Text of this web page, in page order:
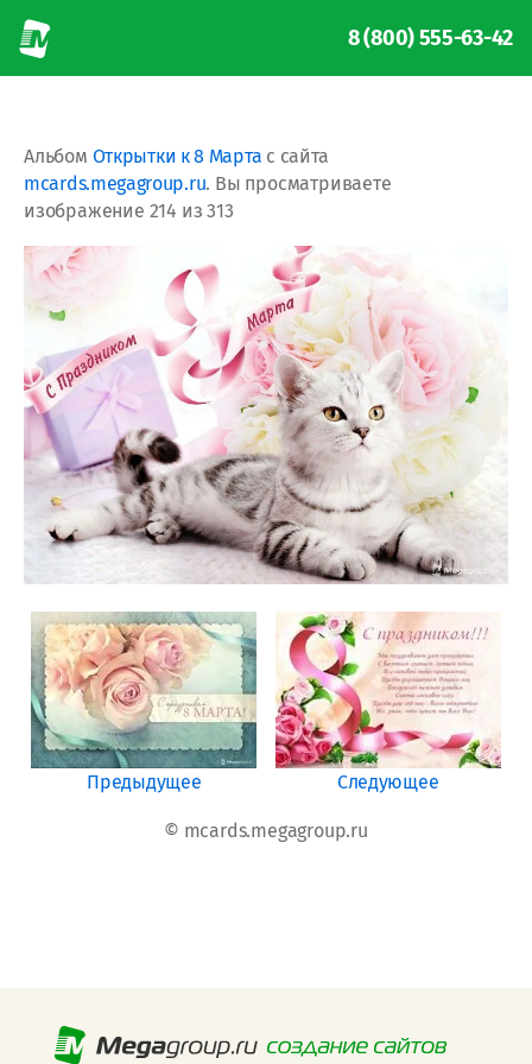
8 (800) 555-63-42
Альбом Открытки к 8 Марта с сайта
mcards.megagroup.ru. Вы просматриваете
изображение 214 из 313
Предыдущее Следующее
© mcards.megagroup.ru